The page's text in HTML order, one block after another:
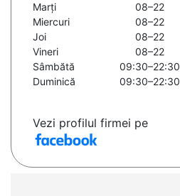
Marți
08–22
Miercuri
08–22
Joi
08–22
Vineri
08–22
Sâmbătă
09:30–22:30
Duminică
09:30–22:30
Vezi profilul firmei pe